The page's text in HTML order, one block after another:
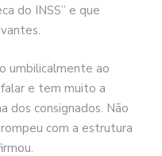
do INSS” e que
umbilicalmente ao
e tem muito a
dos consignados. Não
com a estrutura